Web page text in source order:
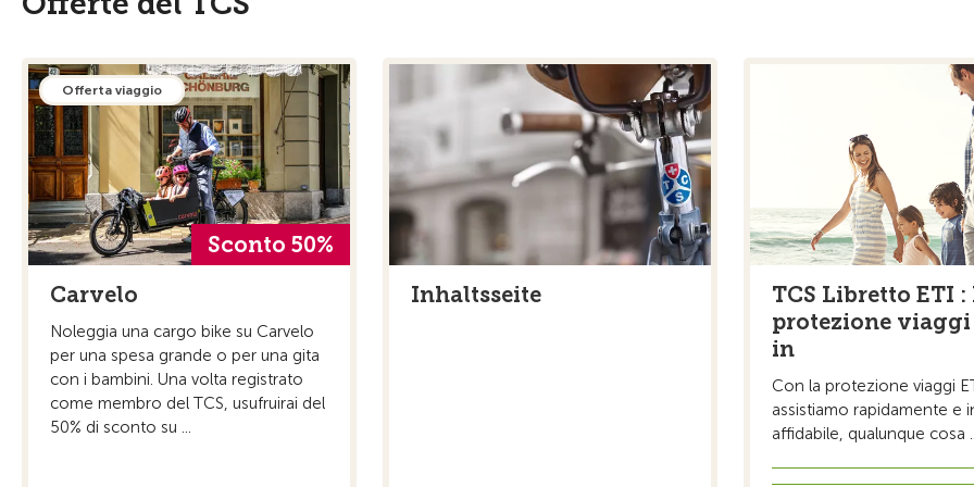
Offerta viaggio
Sconto 50%
Carvelo
Noleggia una cargo bike su Carvelo
per una spesa grande o per una gita
con i bambini. Una volta registrato
come membro del TCS, usufruirai del
50% di sconto su ...
Inhaltsseite
TCS Libretto ETI :
protezione viaggi
in
Con la protezione viaggi
assistiamo rapidamente e
affidabile, qualunque cosa